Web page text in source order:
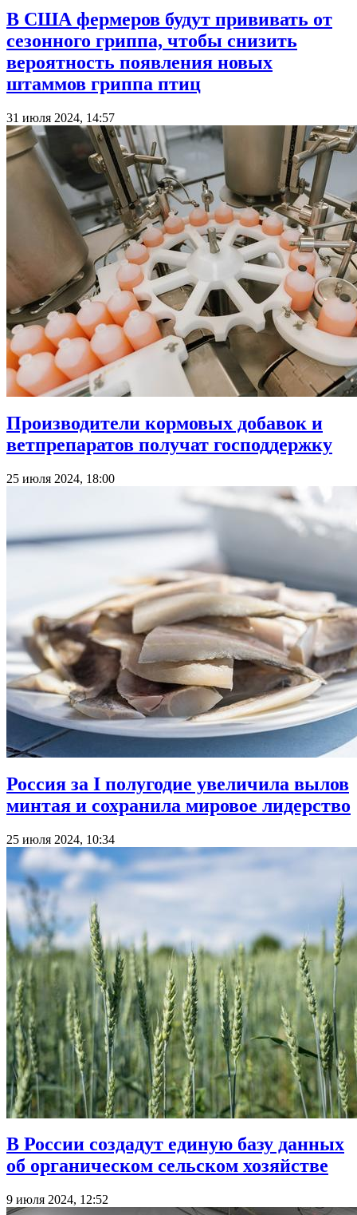
В США фермеров будут прививать от
сезонного гриппа, чтобы снизить
вероятность появления новых
штаммов гриппа птиц
31 июля 2024, 14:57
Производители кормовых добавок и
ветпрепаратов получат господдержку
25 июля 2024, 18:00
Россия за I полугодие увеличила вылов
минтая и сохранила мировое лидерство
25 июля 2024, 10:34
В России создадут единую базу данных
об органическом сельском хозяйстве
9 июля 2024, 12:52